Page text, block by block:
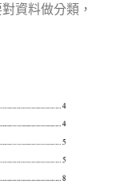
資料做分類，